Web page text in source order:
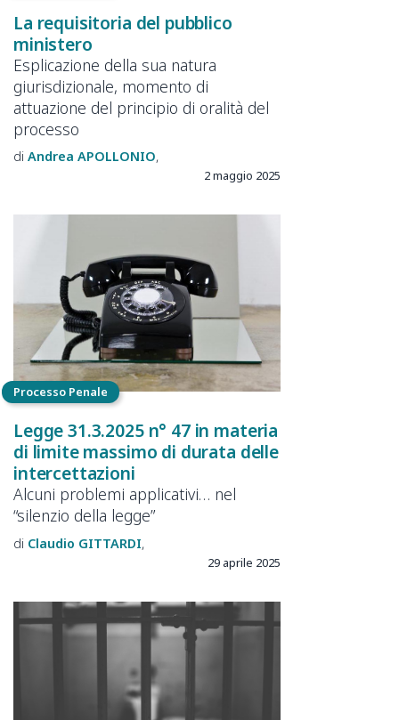
La requisitoria del pubblico
ministero
Esplicazione della sua natura
giurisdizionale, momento di
attuazione del principio di oralità del
processo
Andrea APOLLONIO
2 maggio 2025
Processo Penale
Legge 31.3.2025 n° 47 in materia
di limite massimo di durata delle
intercettazioni
Alcuni problemi applicativi… nel
“silenzio della legge”
Claudio GITTARDI
29 aprile 2025